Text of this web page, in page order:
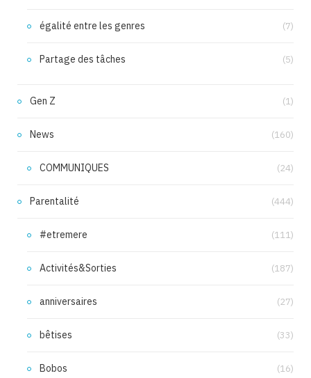
égalité entre les genres (7)
Partage des tâches (5)
Gen Z (1)
News (160)
COMMUNIQUES (24)
Parentalité (444)
#etremere (111)
Activités&Sorties (187)
anniversaires (27)
bêtises (33)
Bobos (16)